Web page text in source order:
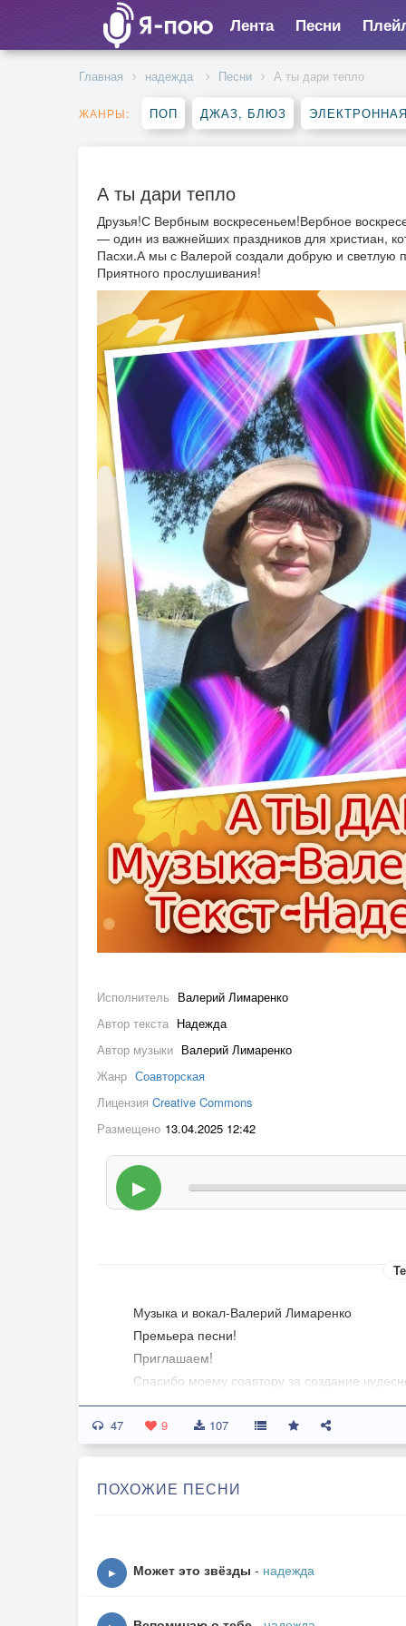
Лента Песни
Главная надежда Песни А ты дари тепло
ЖАНРЫ: ПОП ДЖАЗ, БЛЮЗ ЭЛЕКТРОННАЯ
А ты дари тепло
Друзья!С Вербным воскресеньем!Вербное
— один из важнейших праздников для христиан,
Пасхи.А мы с Валерой создали добрую и светлую
Приятного прослушивания!
Исполнитель Валерий Лимаренко
Автор текста Надежда
Автор музыки Валерий Лимаренко
Жанр Соавторская
Лицензия Creative Commons
Размещено 13.04.2025 12:42
▶
Музыка и вокал-Валерий Лимаренко
Премьера песни!
Приглашаем!
Спасибо моему соавтору за создание
***
Пусть жизнь тебя свирепо бьёт порой,
И хуже серых будней и пустой
Пока ты жив:хозяин на земле.
47 9 107
ПОХОЖИЕ ПЕСНИ
▶ Может это звёзды - надежда